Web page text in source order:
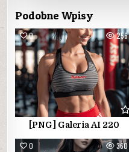
Podobne Wpisy
0 256
[PNG] Galeria AI 220
0 360